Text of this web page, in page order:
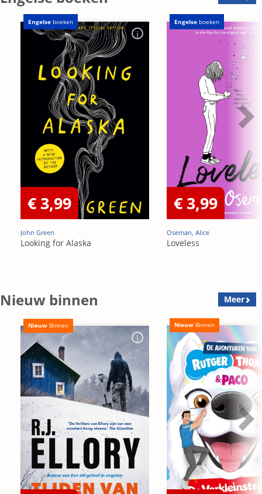
Engelse boeken
€ 3,99
John Green
Looking for Alaska
Engelse boeken
€ 3,99
Oseman, Alice
Loveless
Nieuw binnen Meer
Nieuw Binnen Nieuw Binnen